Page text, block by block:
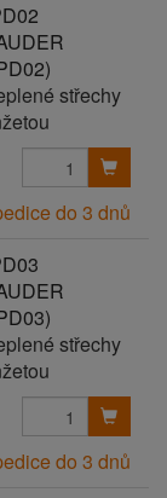
střechy
do 3 dnů
střechy
do 3 dnů